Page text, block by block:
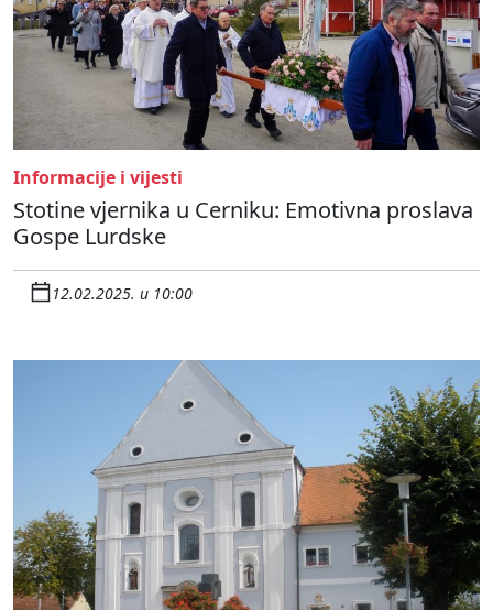
Informacije i vijesti
Stotine vjernika u Cerniku: Emotivna proslava
Gospe Lurdske
12.02.2025. u 10:00